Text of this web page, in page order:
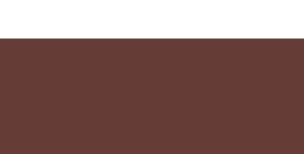
นักงานการตรวจเงิน